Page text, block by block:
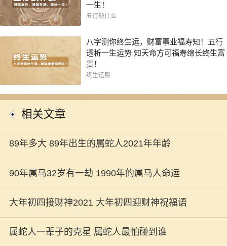
一生！
五行缺什么
八字测你终生运，财富事业福寿知！五行
透析一生运势 知天命方可福寿绵长终生富
贵！
终生运势
相关文章
89年多大 89年出生的属蛇人2021年年龄
90年属马32岁有一劫 1990年的属马人命运
大年初四接财神2021 大年初四迎财神祝福语
属蛇人一辈子的克星 属蛇人最怕碰到谁